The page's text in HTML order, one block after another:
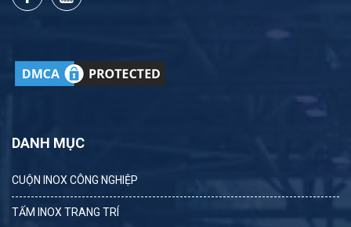
DANH MỤC
CUỘN INOX CÔNG NGHIỆP
TẤM INOX TRANG TRÍ